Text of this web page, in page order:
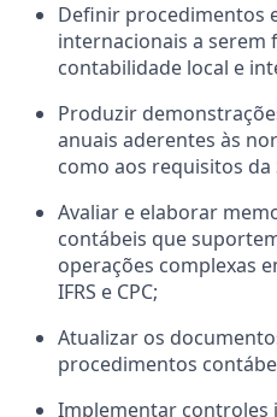
Definir procedimentos
internacionais a serem
contabilidade local e
Produzir
anuais aderentes às
como aos requisitos da
Avaliar e elaborar
contábeis que
operações complexas
IFRS e CPC;
Atualizar os
procedimentos
Implementar